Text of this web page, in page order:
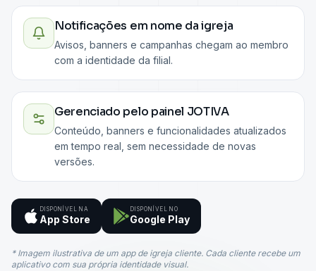
Notificações em nome da igreja
Avisos, banners e campanhas chegam ao membro
com a identidade da filial.
Gerenciado pelo painel JOTIVA
Conteúdo, banners e funcionalidades atualizados
em tempo real, sem necessidade de novas
versões.
DISPONÍVEL NA
App Store
DISPONÍVEL NO
Google Play
* Imagem ilustrativa de um app de igreja cliente. Cada cliente recebe um
aplicativo com sua própria identidade visual.